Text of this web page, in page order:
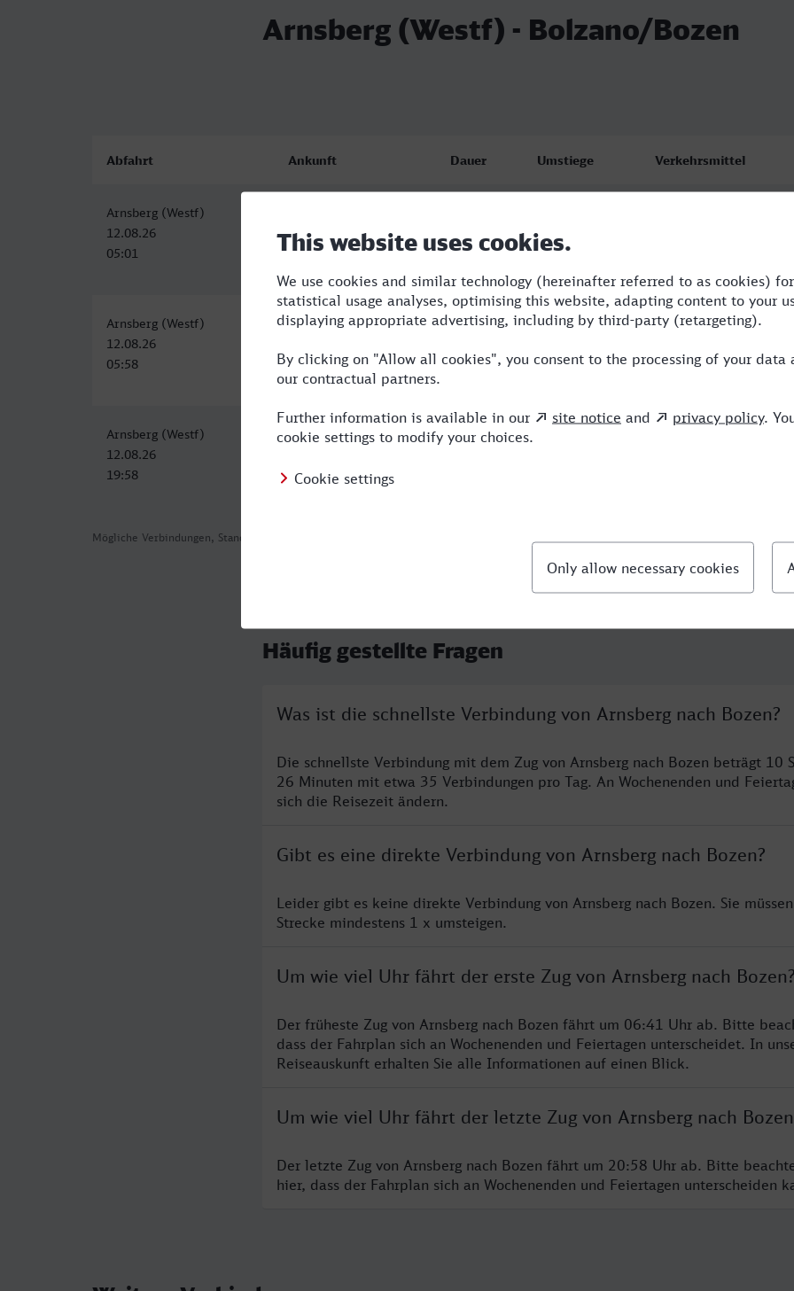
Arnsberg (Westf) - Bolzano/Bozen
Mögliche Verbindungen, Stand: 2026-07-29 00:58
Abfahrt Ankunft Dauer Umstiege Verkehrsmittel
Arnsberg (Westf)
12.08.26
05:01
12.08.26
15:27
Arnsberg (Westf)
12.08.26
05:58
Bolzano/Bozen
17:27
11:29 2 RE,RJ,ICE
Arnsberg (Westf)
12.08.26
19:58
Bolzano/Bozen
11:27
15:29
Häufig gestellte Fragen
Was ist die schnellste Verbindung von Arnsberg nach Bozen?
Die schnellste Verbindung mit dem Zug von Arnsberg nach Bozen beträgt 10
26 Minuten mit etwa 35 Verbindungen pro Tag. An Wochenenden und
sich die Reisezeit ändern.
Gibt es eine direkte Verbindung von Arnsberg nach Bozen?
Leider gibt es keine direkte Verbindung von Arnsberg nach Bozen. Sie
Strecke mindestens 1 x umsteigen.
Um wie viel Uhr fährt der erste Zug von Arnsberg nach Bozen?
Der früheste Zug von Arnsberg nach Bozen fährt um 06:41 Uhr ab. Bitte
dass der Fahrplan sich an Wochenenden und Feiertagen unterscheidet. In
Reiseauskunft erhalten Sie alle Informationen auf einen Blick.
Um wie viel Uhr fährt der letzte Zug von Arnsberg nach
Der letzte Zug von Arnsberg nach Bozen fährt um 20:58 Uhr ab. Bitte
hier, dass der Fahrplan sich an Wochenenden und Feiertagen unterscheiden